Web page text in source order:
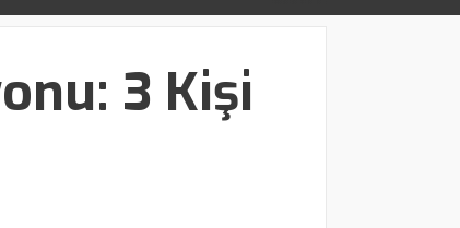
3 Kişi